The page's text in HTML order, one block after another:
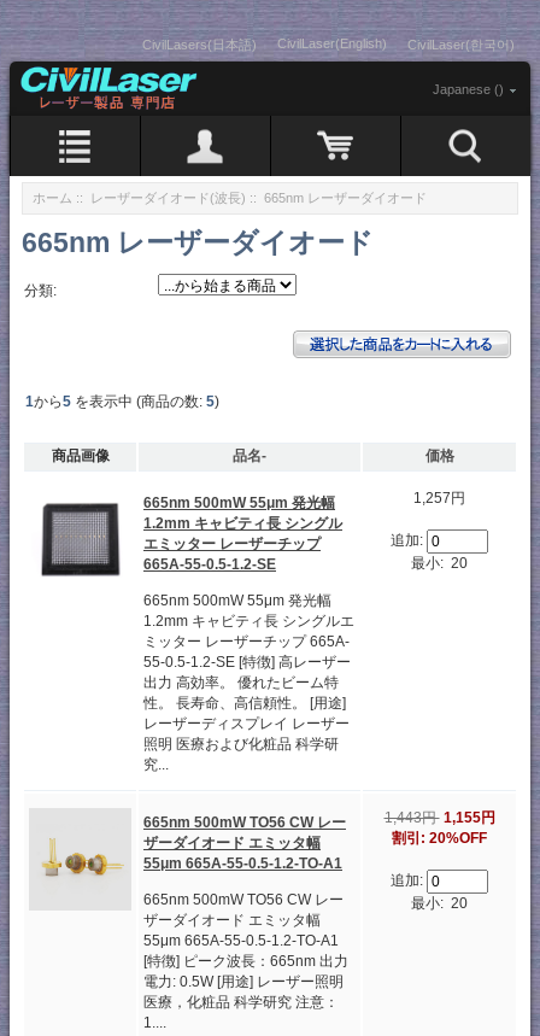
CivilLasers(日本語) CivilLaser(English) CivilLaser(한국어)
Japanese ()
ホーム :: レーザーダイオード(波長) :: 665nm レーザーダイオード
665nm レーザーダイオード
分類:
1から5 を表示中 (商品の数: 5)
商品画像 品名- 価格
665nm 500mW 55μm 発光幅
1.2mm キャビティ長 シングル
エミッター レーザーチップ
665A-55-0.5-1.2-SE
665nm 500mW 55μm 発光幅
1.2mm キャビティ長 シングルエ
ミッター レーザーチップ 665A-
55-0.5-1.2-SE [特徴] 高レーザー
出力 高効率。 優れたビーム特
性。 長寿命、高信頼性。 [用途]
レーザーディスプレイ レーザー
照明 医療および化粧品 科学研
究...
1,257円
追加:
最小: 20
665nm 500mW TO56 CW レー
ザーダイオード エミッタ幅
55μm 665A-55-0.5-1.2-TO-A1
665nm 500mW TO56 CW レー
ザーダイオード エミッタ幅
55μm 665A-55-0.5-1.2-TO-A1
[特徴] ピーク波長：665nm 出力
電力: 0.5W [用途] レーザー照明
医療，化粧品 科学研究 注意：
1....
1,443円 1,155円
割引: 20%OFF
追加:
最小: 20